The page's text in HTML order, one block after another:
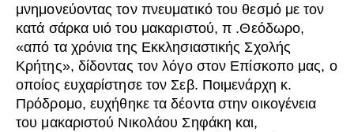
μνημονεύοντας τον πνευματικό του θεσμό με τον
κατά σάρκα υιό του μακαριστού, π .Θεόδωρο,
«από τα χρόνια της Εκκλησιαστικής Σχολής
Κρήτης», δίδοντας τον λόγο στον Επίσκοπο μας, ο
οποίος ευχαρίστησε τον Σεβ. Ποιμενάρχη κ.
Πρόδρομο, ευχήθηκε τα δέοντα στην οικογένεια
του μακαριστού Νικολάου Σηφάκη και,